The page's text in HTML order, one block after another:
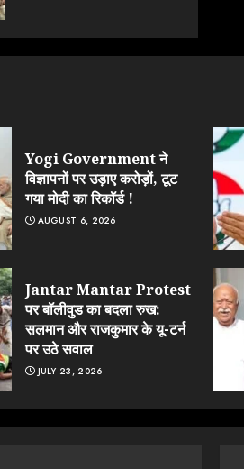
Yogi Government ने
विज्ञापनों पर उड़ाए करोड़ों, टूट
गया मोदी का रिकॉर्ड !
AUGUST 6, 2026
Jantar Mantar Protest
पर बॉलीवुड का बदला रुख:
सलमान और राजकुमार के यू-टर्न
पर उठे सवाल
JULY 23, 2026